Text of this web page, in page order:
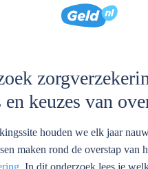
en keuzes van
houden we elk jaar
maken rond de overstap van
. In dit onderzoek lees je